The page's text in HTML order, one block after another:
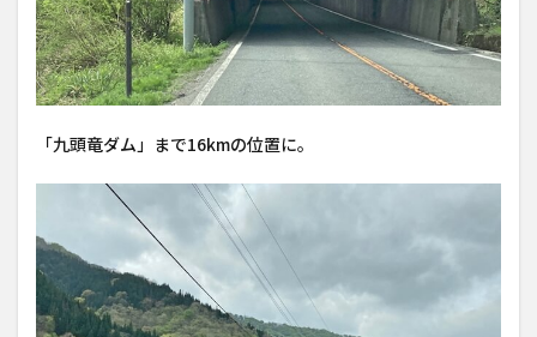
「九頭竜ダム」まで16kmの位置に。